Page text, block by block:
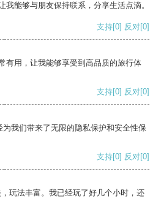
我能够与朋友保持联系，分享生活点滴。
支持[0] 反对[0]
有用，让我能够享受到高品质的旅行体
支持[0] 反对[0]
我们带来了无限的隐私保护和安全性保
支持[0] 反对[0]
玩法丰富。我已经玩了好几个小时，还